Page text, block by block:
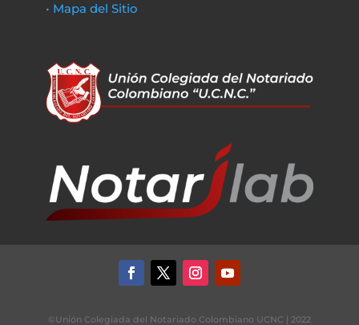
• Mapa del Sitio
©Unión Colegiada del Notariado Colombiano UCNC | 2022